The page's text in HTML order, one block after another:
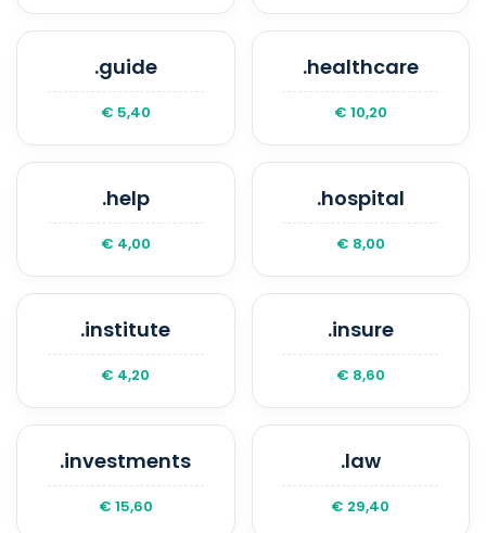
.guide
€ 5,40
.healthcare
€ 10,20
.help
€ 4,00
.hospital
€ 8,00
.institute
€ 4,20
.insure
€ 8,60
.investments
€ 15,60
.law
€ 29,40